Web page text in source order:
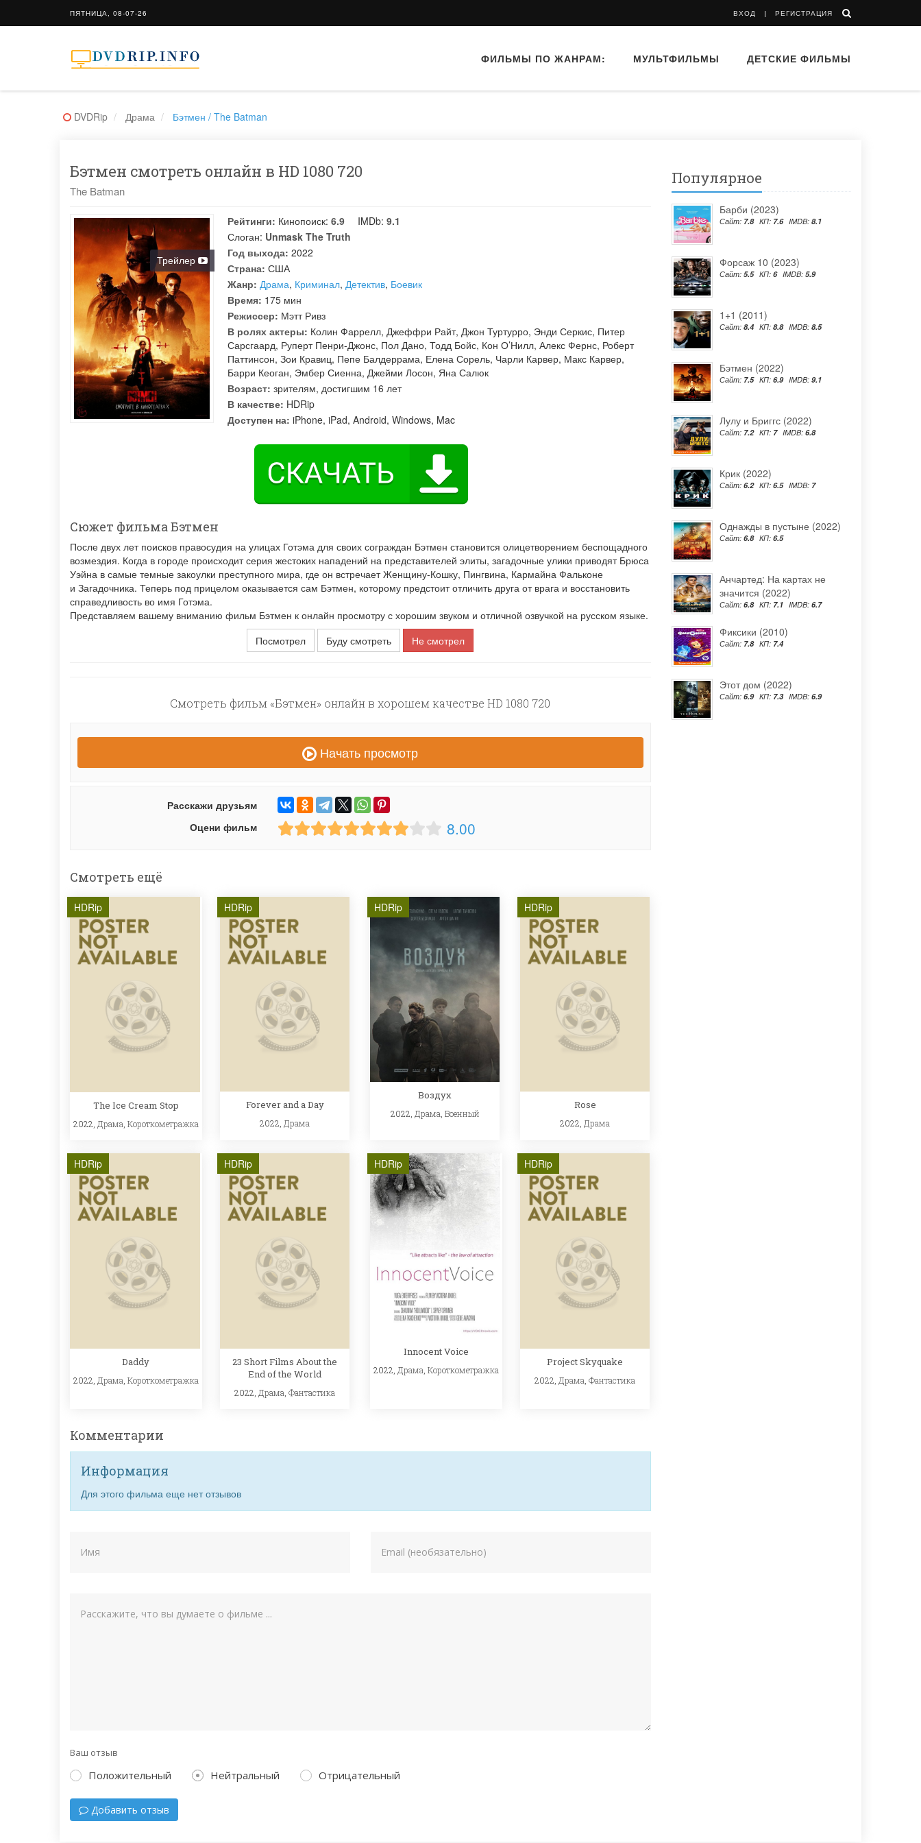
ПЯТНИЦА, 08-07-26 ВХОД РЕГИСТРАЦИЯ
ФИЛЬМЫ ПО ЖАНРАМ: МУЛЬТФИЛЬМЫ ДЕТСКИЕ ФИЛЬМЫ
DVDRip Драма Бэтмен / The Batman
Бэтмен смотреть онлайн в HD 1080 720
The Batman
Трейлер
Рейтинги: Кинопоиск: 6.9 IMDb: 9.1
Слоган: Unmask The Truth
Год выхода: 2022
Страна: США
Жанр: Драма, Криминал, Детектив, Боевик
Время: 175 мин
Режиссер: Мэтт Ривз
В ролях актеры: Колин Фаррелл, Джеффри Райт, Джон Туртурро, Энди Серкис, Питер
Сарсгаард, Руперт Пенри-Джонс, Пол Дано, Тодд Бойс, Кон О’Нилл, Алекс Фернс, Роберт
Паттинсон, Зои Кравиц, Пепе Балдеррама, Елена Сорель, Чарли Карвер, Макс Карвер,
Барри Кеоган, Эмбер Сиенна, Джейми Лосон, Яна Салюк
Возраст: зрителям, достигшим 16 лет
В качестве: HDRip
Доступен на: iPhone, iPad, Android, Windows, Mac
Сюжет фильма Бэтмен
После двух лет поисков правосудия на улицах Готэма для своих сограждан Бэтмен становится олицетворением беспощадного
возмездия. Когда в городе происходит серия жестоких нападений на представителей элиты, загадочные улики приводят Брюса
Уэйна в самые темные закоулки преступного мира, где он встречает Женщину-Кошку, Пингвина, Кармайна Фальконе
и Загадочника. Теперь под прицелом оказывается сам Бэтмен, которому предстоит отличить друга от врага и восстановить
справедливость во имя Готэма.
Представляем вашему вниманию фильм Бэтмен к онлайн просмотру с хорошим звуком и отличной озвучкой на русском языке.
Посмотрел
Буду смотреть Не смотрел
Смотреть фильм «Бэтмен» онлайн в хорошем качестве HD 1080 720
Начать просмотр
Расскажи друзьям
Оцени фильм
8.00
Смотреть ещё
HDRip
The Ice Cream Stop
2022, Драма Короткометражка
HDRip
Forever and a Day
2022, Драма
HDRip
Воздух
2022, Драма, Военный
HDRip
Rose
2022, Драма
HDRip
Daddy
2022, Драма, Короткометражка
HDRip
23 Short Films About the
End of the World
2022, Драма Фантастика
HDRip
Innocent Voice
2022, Драма Короткометражка
HDRip
Project Skyquake
2022, Драма Фантастика
Комментарии
Информация
Для этого фильма еще нет отзывов
Ваш отзыв
Положительный Нейтральный Отрицательный
Добавить отзыв
Популярное
Барби (2023)
Сайт: 7.8 КП: 7.6 IMDB: 8.1
Форсаж 10 (2023)
Сайт: 5.5 КП: 6 IMDB: 5.9
1+1 (2011)
Сайт: 8.4 КП: 8.8 IMDB: 8.5
Бэтмен (2022)
Сайт: 7.5 КП: 6.9 IMDB: 9.1
Лулу и Бриггс (2022)
Сайт: 7.2 КП: 7 IMDB: 6.8
Крик (2022)
Сайт: 6.2 КП: 6.5 IMDB: 7
Однажды в пустыне (2022)
Сайт: 6.8 КП: 6.5
Анчартед: На картах не
значится (2022)
Сайт: 6.8 КП: 7.1 IMDB: 6.7
Фиксики (2010)
Сайт: 7.8 КП: 7.4
Этот дом (2022)
Сайт: 6.9 КП: 7.3 IMDB: 6.9